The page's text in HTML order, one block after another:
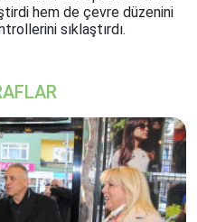
hem de çevre düzenini
sıklaştırdı.